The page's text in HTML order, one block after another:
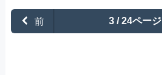
前 3 / 24ページ